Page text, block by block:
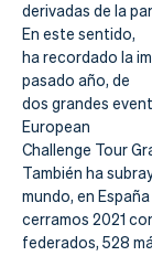
derivadas de la
En este sentido,
ha recordado la
pasado año, de
dos grandes
European
Challenge Tour
También ha
mundo, en
cerramos 2021
federados, 528